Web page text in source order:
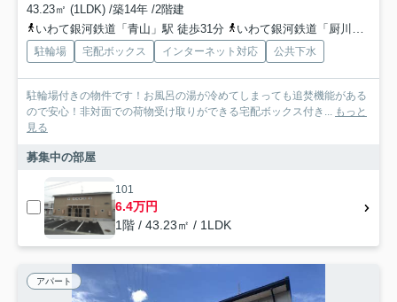
43.23㎡ (1LDK) /築14年 /2階建
いわて銀河鉄道「青山」駅 徒歩31分
いわて銀河鉄道「厨川」駅 徒歩42分
駐輪場 宅配ボックス インターネット対応 公共下水
駐輪場付きの物件です！お風呂の湯が冷めてしまっても追焚機能がある
ので安心！非対面での荷物受け取りができる宅配ボックス付き...
もっと
見る
募集中の部屋
101
6.4万円
1階 / 43.23㎡ / 1LDK
アパート